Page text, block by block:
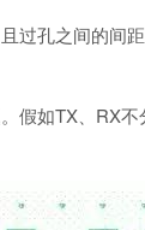
孔之间的间
假如TX、RX